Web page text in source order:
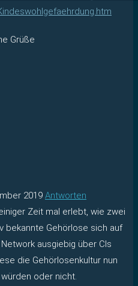
Grüße
2019 Antworten
Zeit mal erlebt, wie zwei
bekannte Gehörlose sich auf
ausgiebig über CIs
die Gehörlosenkultur nun
oder nicht.